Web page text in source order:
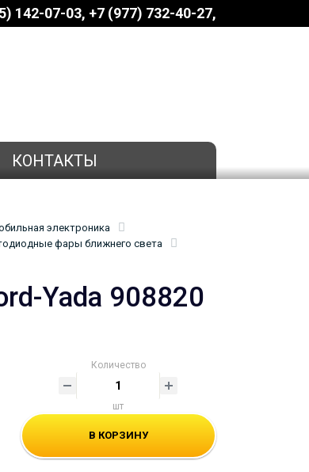
142-07-03 ‎‎+7 (977) 732-40-27
КОНТАКТЫ
электроника
фары ближнего света
Yada 908820
Количество
шт
В КОРЗИНУ